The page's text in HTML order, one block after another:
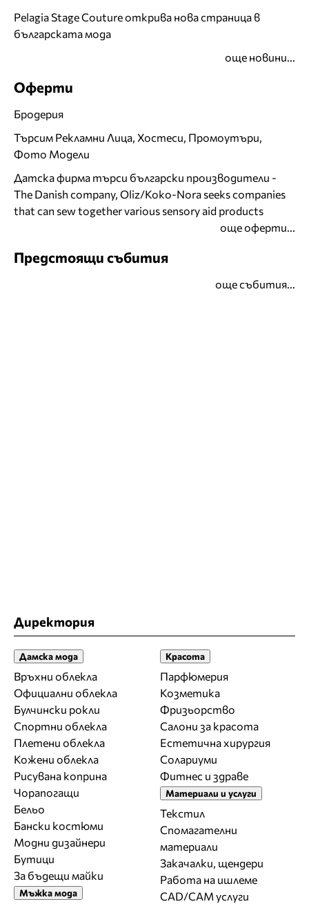
Pelagia Stage Couture открива нова страница в
българската мода
още новини...
Оферти
Бродерия
Търсим Рекламни Лица, Хостеси, Промоутъри,
Фото Модели
Датска фирма търси български производители -
The Danish company, Oliz/Koko-Nora seeks companies
that can sew together various sensory aid products
още оферти...
Предстоящи събития
още събития...
Директория
Дамска мода
Връхни облекла
Официални облекла
Булчински рокли
Спортни облекла
Плетени облекла
Кожени облекла
Рисувана коприна
Чорапогащи
Бельо
Бански костюми
Модни дизайнери
Бутици
За бъдещи майки
Мъжка мода
Красота
Парфюмерия
Козметика
Фризьорство
Салони за красота
Естетична хирургия
Солариуми
Фитнес и здраве
Материали и услуги
Текстил
Спомагателни
материали
Закачалки, щендери
Работа на ишлеме
CAD/CAM услуги